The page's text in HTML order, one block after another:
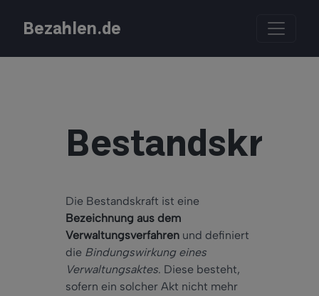
Bezahlen.de
Bestandskraft
Die Bestandskraft ist eine
Bezeichnung aus dem
Verwaltungsverfahren und definiert
die Bindungswirkung eines
Verwaltungsaktes. Diese besteht,
sofern ein solcher Akt nicht mehr